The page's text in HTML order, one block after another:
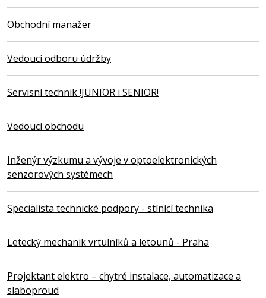
Obchodní manažer
Vedoucí odboru údržby
Servisní technik !JUNIOR i SENIOR!
Vedoucí obchodu
Inženýr výzkumu a vývoje v optoelektronických
senzorových systémech
Specialista technické podpory - stínící technika
Letecký mechanik vrtulníků a letounů - Praha
Projektant elektro – chytré instalace, automatizace a
slaboproud